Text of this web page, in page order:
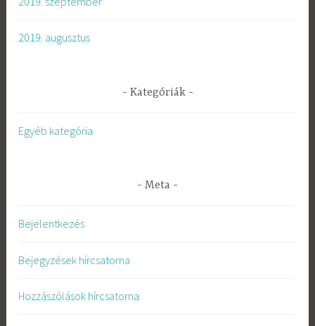
2019. augusztus
Kategóriák
Egyéb kategória
Meta
Bejelentkezés
Bejegyzések hírcsatorna
Hozzászólások hírcsatorna